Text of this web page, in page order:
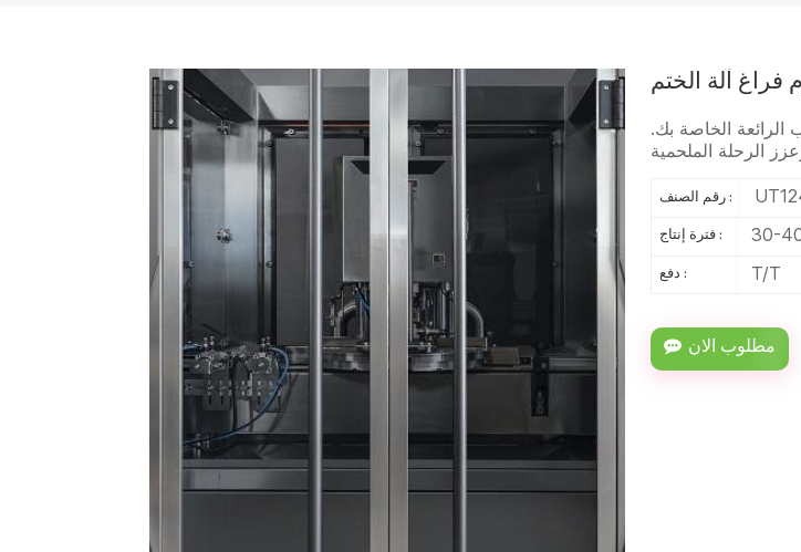
فراغ آلة الختم
الرائعة الخاصة بك.
رقم الصنف :
فترة إنتاج : 30-
دفع : T/T
مطلوب الان